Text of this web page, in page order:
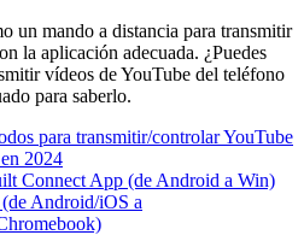
un mando a distancia para transmitir
la aplicación adecuada. ¿Puedes
vídeos de YouTube del teléfono
para saberlo.
para transmitir/controlar YouTube
2024
Connect App (de Android a Win)
Android/iOS a